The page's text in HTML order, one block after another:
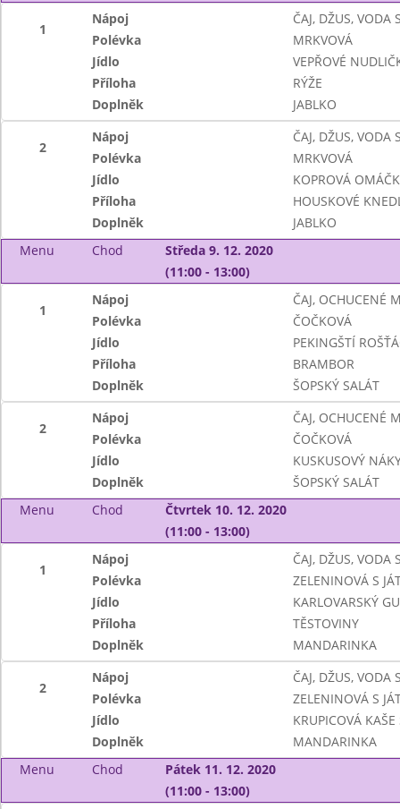
1
Nápoj
ČAJ, DŽUS, VODA
Polévka
MRKVOVÁ
Jídlo
VEPŘOVÉ
Příloha
RÝŽE
Doplněk
JABLKO
2
Nápoj
ČAJ, DŽUS, VODA
Polévka
MRKVOVÁ
Jídlo
KOPROVÁ
Příloha
HOUSKOVÉ
Doplněk
JABLKO
Menu
Chod
Středa 9. 12. 2020
(11:00 - 13:00)
1
Nápoj
ČAJ, OCHUCENÉ
Polévka
ČOČKOVÁ
Jídlo
PEKINGŠTÍ
Příloha
BRAMBOR
Doplněk
ŠOPSKÝ SALÁT
2
Nápoj
ČAJ, OCHUCENÉ
Polévka
ČOČKOVÁ
Jídlo
KUSKUSOVÝ
Doplněk
ŠOPSKÝ SALÁT
Menu
Chod
Čtvrtek 10. 12. 2020
(11:00 - 13:00)
1
Nápoj
ČAJ, DŽUS, VODA
Polévka
ZELENINOVÁ S
Jídlo
KARLOVARSKÝ
Příloha
TĚSTOVINY
Doplněk
MANDARINKA
2
Nápoj
ČAJ, DŽUS, VODA
Polévka
ZELENINOVÁ S
Jídlo
KRUPICOVÁ
Doplněk
MANDARINKA
Menu
Chod
Pátek 11. 12. 2020
(11:00 - 13:00)